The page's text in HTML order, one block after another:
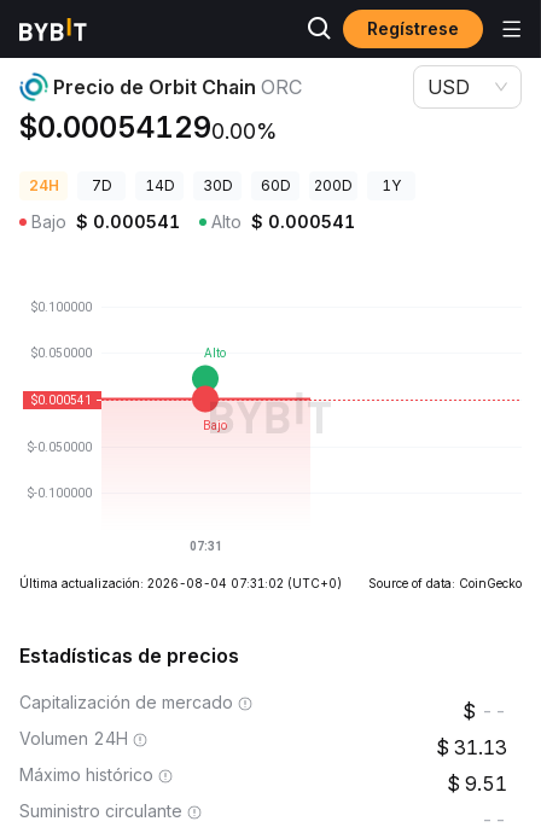
Regístrese
Precios de Criptomonedas Precio de Orbit Chain ORC
Precio de Orbit Chain ORC
$0.000541290.00%
USD
24H 7D 14D 30D 60D 200D 1Y
Bajo $ 0.000541 Alto $ 0.000541
Última actualización: 2026-08-04 07:31:02 (UTC+0) Source of data: CoinGecko
Estadísticas de precios
Capitalización de mercado --
Volumen 24H 31.13
Máximo histórico 9.51
Suministro circulante --